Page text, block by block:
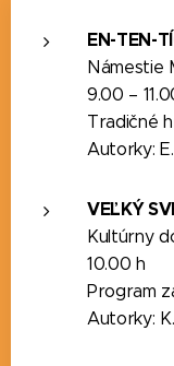
EN-TEN-
Námestie
9.00 –
Tradičné
Autorky:
VEĽKÝ
Kultúrny
10.00 h
Program
Autorky: